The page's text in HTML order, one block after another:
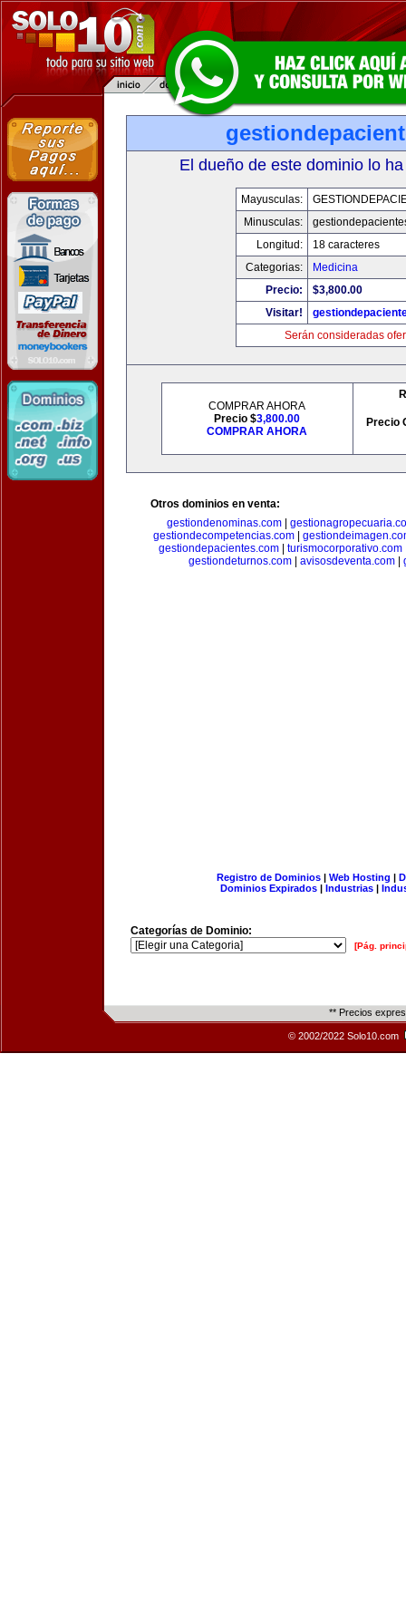
El dueño de este dominio lo
Mayusculas:
Minusculas:
Longitud:
18 caracteres
Categorias:
Medicina
Precio:
$3,800.00
Visitar!
Serán consideradas
COMPRAR AHORA
Precio $3,800.00
COMPRAR AHORA
Precio
Otros dominios en venta:
gestiondenominas.com|
gestiondecompetencias.com|
gestiondepacientes.com| turismocorporativo.com
gestiondeturnos.com| avisosdeventa.com|
Registro de Dominios| Web Hosting |
Dominios Expirados | Industrias |
Categorías de Dominio:
[Pág.
** Precios
© 2002/2022 Solo10.com